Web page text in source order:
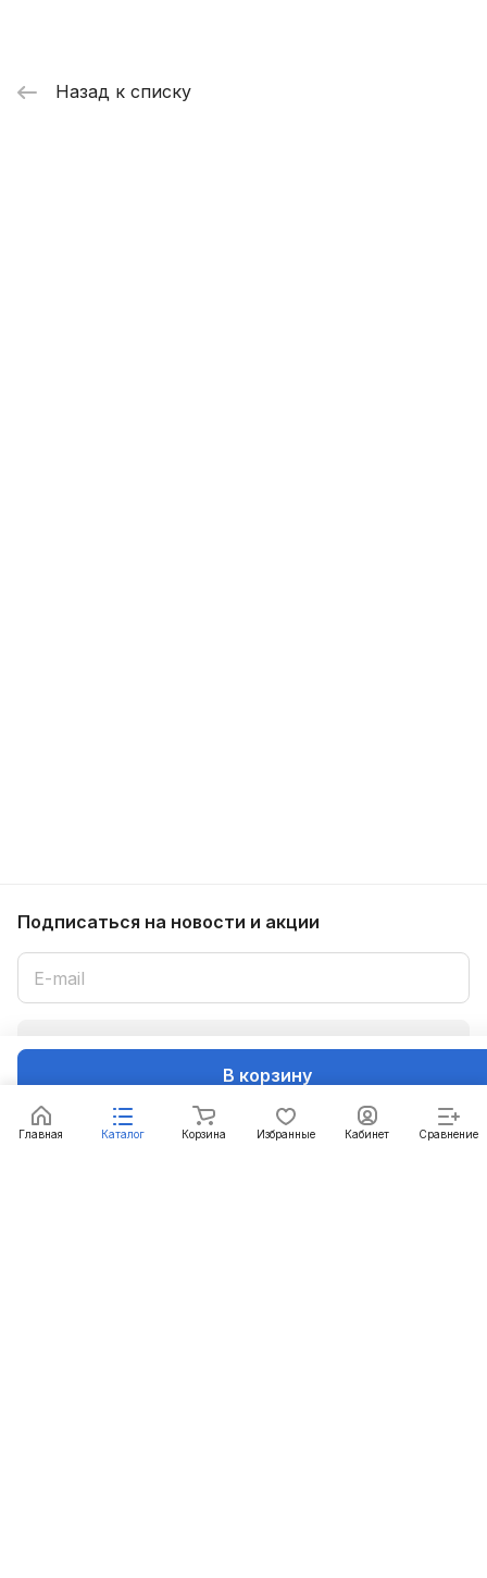
В корзину
Назад к списку
Главная Каталог Корзина Избранные Кабинет Сравнение
Подписаться на новости и акции
Подписаться
Интернет-магазин